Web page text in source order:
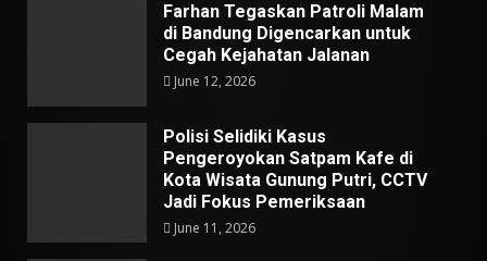
Farhan Tegaskan Patroli Malam
di Bandung Digencarkan untuk
Cegah Kejahatan Jalanan
June 12, 2026
Polisi Selidiki Kasus
Pengeroyokan Satpam Kafe di
Kota Wisata Gunung Putri, CCTV
Jadi Fokus Pemeriksaan
June 11, 2026